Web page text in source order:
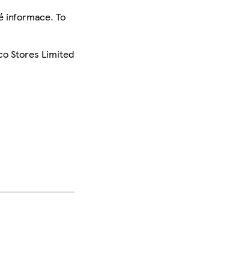
informace. To
Stores Limited